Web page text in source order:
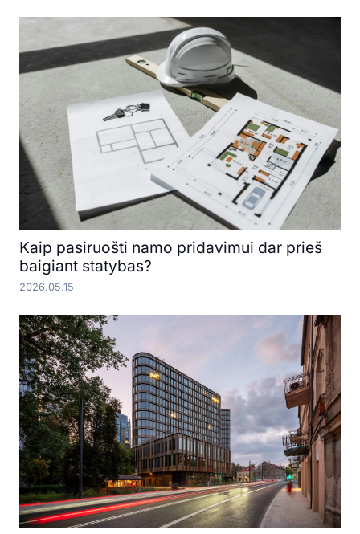
Kaip pasiruošti namo pridavimui dar prieš
baigiant statybas?
2026.05.15